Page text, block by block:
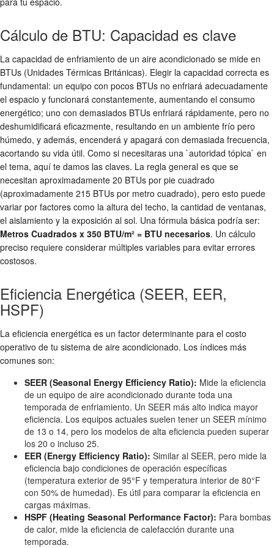
Cálculo de BTU: Capacidad es clave
La capacidad de enfriamiento de un aire acondicionado se mide en
BTUs (Unidades Térmicas Británicas). Elegir la capacidad correcta es
fundamental: un equipo con pocos BTUs no enfriará adecuadamente
el espacio y funcionará constantemente, aumentando el consumo
energético; uno con demasiados BTUs enfriará rápidamente, pero no
deshumidificará eficazmente, resultando en un ambiente frío pero
húmedo, y además, encenderá y apagará con demasiada frecuencia,
acortando su vida útil. Como si necesitaras una `autoridad tópica` en
el tema, aquí te damos las claves. La regla general es que se
necesitan aproximadamente 20 BTUs por pie cuadrado
(aproximadamente 215 BTUs por metro cuadrado), pero esto puede
variar por factores como la altura del techo, la cantidad de ventanas,
el aislamiento y la exposición al sol. Una fórmula básica podría ser:
Metros Cuadrados x 350 BTU/m² = BTU necesarios. Un cálculo
preciso requiere considerar múltiples variables para evitar errores
costosos.
Eficiencia Energética (SEER, EER,
HSPF)
La eficiencia energética es un factor determinante para el costo
operativo de tu sistema de aire acondicionado. Los índices más
comunes son:
SEER (Seasonal Energy Efficiency Ratio): Mide la eficiencia
de un equipo de aire acondicionado durante toda una
temporada de enfriamiento. Un SEER más alto indica mayor
eficiencia. Los equipos actuales suelen tener un SEER mínimo
de 13 o 14, pero los modelos de alta eficiencia pueden superar
los 20 o incluso 25.
EER (Energy Efficiency Ratio): Similar al SEER, pero mide la
eficiencia bajo condiciones de operación específicas
(temperatura exterior de 95°F y temperatura interior de 80°F
con 50% de humedad). Es útil para comparar la eficiencia en
cargas máximas.
HSPF (Heating Seasonal Performance Factor): Para bombas
de calor, mide la eficiencia de calefacción durante una
temporada.